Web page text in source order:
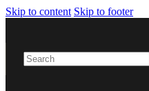
Skip to content Skip to footer